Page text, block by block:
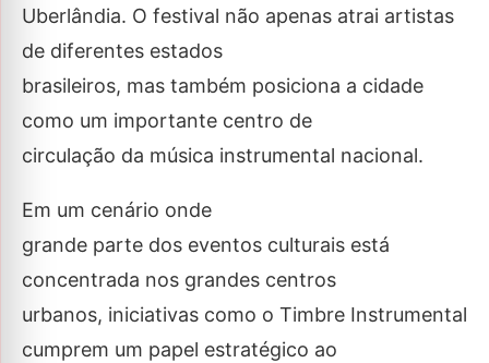
Uberlândia. O festival não apenas atrai artistas
de diferentes estados
brasileiros, mas também posiciona a cidade
como um importante centro de
circulação da música instrumental nacional.
Em um cenário onde
grande parte dos eventos culturais está
concentrada nos grandes centros
urbanos, iniciativas como o Timbre Instrumental
cumprem um papel estratégico ao